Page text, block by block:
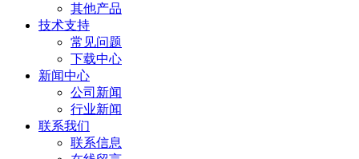
其他产品
技术支持
常见问题
下载中心
新闻中心
公司新闻
行业新闻
联系我们
联系信息